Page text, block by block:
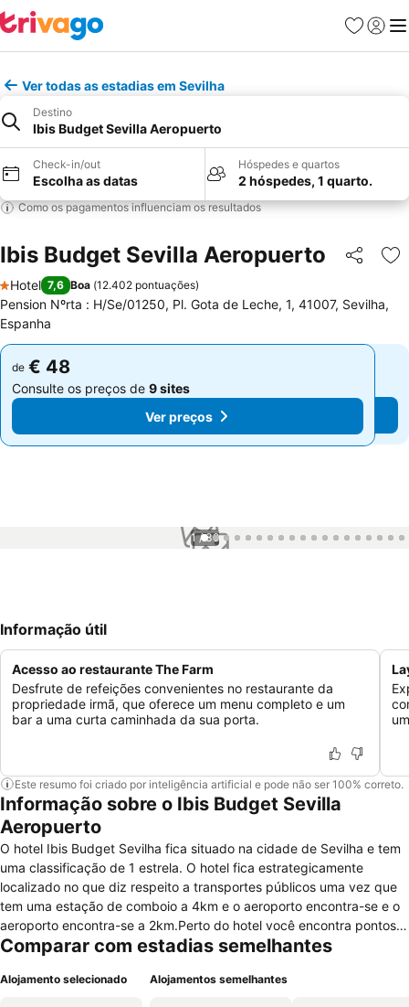
Favoritos
Iniciar
Ver todas as estadias em Sevilha
Destino
Ibis Budget Sevilla Aeropuerto
Check-in/out
Escolha as datas
Hóspedes e quartos
2 hóspedes, 1 quarto.
Como os pagamentos influenciam os resultados
Ibis Budget Sevilla Aeropuerto Partilhar
1 Estrelas
Hotel 7,6 Boa (12.402 pontuações)
Pension Nºrta : H/Se/01250, Pl. Gota de Leche, 1, 41007, Sevilha,
Espanha
de € 48
Consulte os preços de 9 sites
Ver preços
de € 48
Consulte os preços de 9 sites
Ver preços
1 / 39
Informação útil
Acesso ao restaurante The Farm
Desfrute de refeições convenientes no restaurante da
propriedade irmã, que oferece um menu completo e um
bar a uma curta caminhada da sua porta.
Este resumo foi criado por inteligência artificial e pode não ser 100% correto.
Informação sobre o Ibis Budget Sevilla
Aeropuerto
O hotel Ibis Budget Sevilha fica situado na cidade de Sevilha e tem
uma classificação de 1 estrela. O hotel fica estrategicamente
localizado no que diz respeito a transportes públicos uma vez que
tem uma estação de comboio a 4km e o aeroporto encontra-se e o
aeroporto encontra-se a 2km.Perto do hotel você encontra pontos
turísticos como centro de convenções, o palácio de congressos e o
quartos com diversas amenidades e funcionalidades como por
Comparar com estadias semelhantes
Alojamento selecionado Alojamentos semelhantes